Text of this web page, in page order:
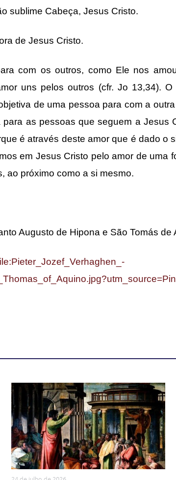
sublime Cabeça, Jesus Cristo.
de Jesus Cristo.
com os outros, como Ele nos
uns pelos outros (cfr. Jo 13,34).
de uma pessoa para com a
as pessoas que seguem a Jesus
é através deste amor que é dado o
em Jesus Cristo pelo amor de uma
ao próximo como a si mesmo.
Augusto de Hipona e São Tomás de